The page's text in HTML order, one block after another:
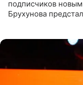
подписчиков
Брухунова